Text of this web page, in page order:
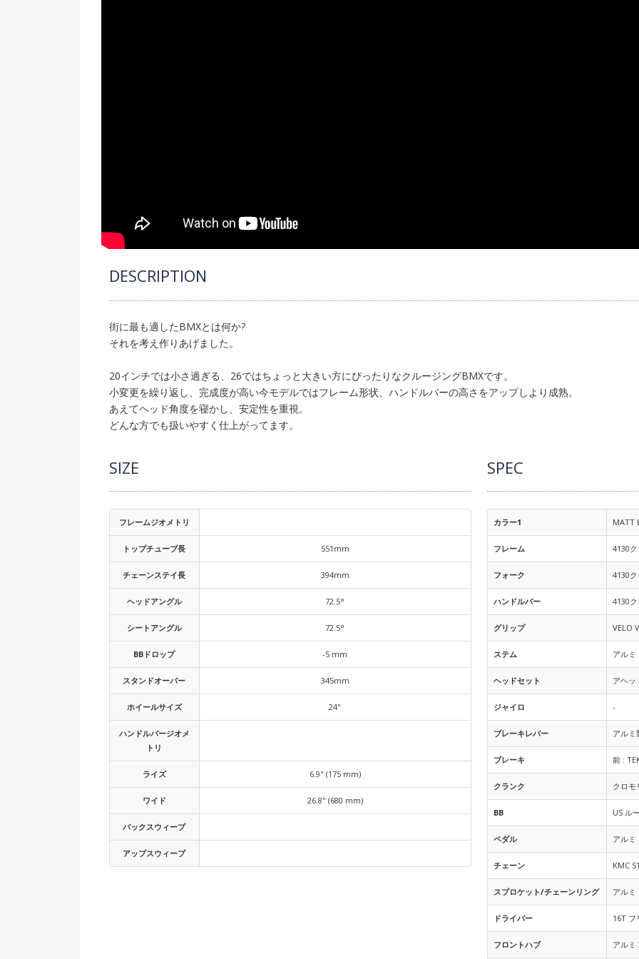
DESCRIPTION
街に最も適したBMXとは何か?
それを考え作りあげました。
20インチでは小さ過ぎる、26ではちょっと大きい方にぴったりなクルージングBMXです。
小変更を繰り返し、完成度が高い今モデルではフレーム形状、ハンドルバーの高さをアップしより成熟。
あえてヘッド角度を寝かし、安定性を重視。
どんな方でも扱いやすく仕上がってます。
SIZE
フレームジオメトリ
トップチューブ長 551mm
チェーンステイ長 394mm
ヘッドアングル 72.5°
シートアングル 72.5°
BBドロップ -5 mm
スタンドオーバー 345mm
ホイールサイズ 24"
ハンドルバージオメ
トリ
ライズ 6.9" (175 mm)
ワイド 26.8" (680 mm)
バックスウィープ
アップスウィープ
SPEC
カラー1 MATT
フレーム 4130
フォーク 4130
ハンドルバー 4130
グリップ VELO
ステム アル
ヘッドセット アヘッ
ジャイロ -
ブレーキレバー アルミ
ブレーキ 前 :
クランク クロモ
BB US ル
ペダル アルミ
チェーン KMC
スプロケット/チェーンリング アルミ
ドライバー 16T フ
フロントハブ アルミ